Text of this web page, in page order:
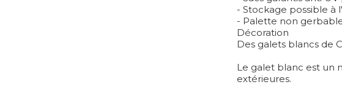
- Stockage possible à
- Palette non
Décoration
Des galets blancs de
Le galet blanc est un
extérieures.